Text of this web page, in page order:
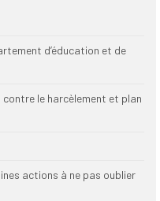
d’éducation et de
le harcèlement et plan
actions à ne pas oublier